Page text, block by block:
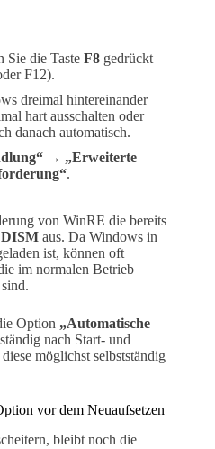
Sie die Taste F8 gedrückt
F12).
dreimal hintereinander
hart ausschalten oder
danach automatisch.
→ „Erweiterte
.
von WinRE die bereits
DISM aus. Da Windows in
ist, können oft
im normalen Betrieb
Option „Automatische
nach Start- und
möglichst selbstständig
vor dem Neuaufsetzen
bleibt noch die